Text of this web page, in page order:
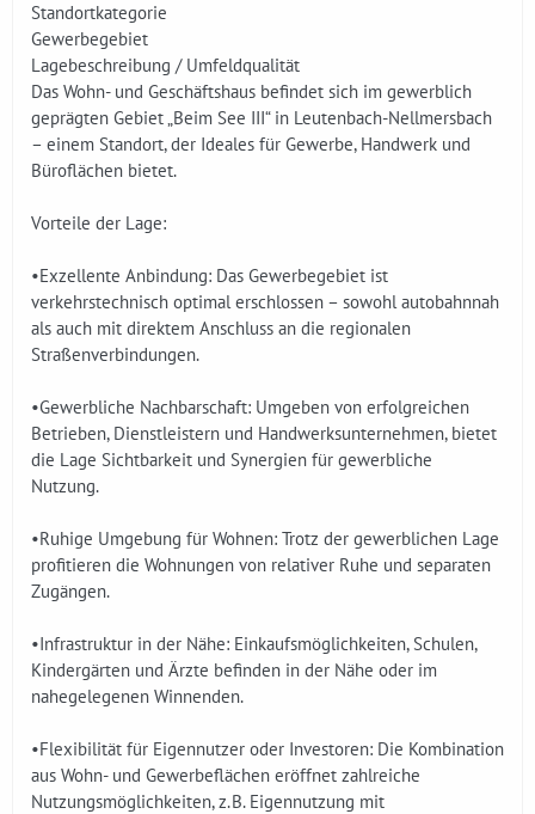
Standortkategorie
Gewerbegebiet
Lagebeschreibung / Umfeldqualität
Das Wohn- und Geschäftshaus befindet sich im gewerblich
geprägten Gebiet „Beim See III“ in Leutenbach-Nellmersbach
– einem Standort, der Ideales für Gewerbe, Handwerk und
Büroflächen bietet.
Vorteile der Lage:
•Exzellente Anbindung: Das Gewerbegebiet ist
verkehrstechnisch optimal erschlossen – sowohl autobahnnah
als auch mit direktem Anschluss an die regionalen
Straßenverbindungen.
•Gewerbliche Nachbarschaft: Umgeben von erfolgreichen
Betrieben, Dienstleistern und Handwerksunternehmen, bietet
die Lage Sichtbarkeit und Synergien für gewerbliche
Nutzung.
•Ruhige Umgebung für Wohnen: Trotz der gewerblichen Lage
profitieren die Wohnungen von relativer Ruhe und separaten
Zugängen.
•Infrastruktur in der Nähe: Einkaufsmöglichkeiten, Schulen,
Kindergärten und Ärzte befinden in der Nähe oder im
nahegelegenen Winnenden.
•Flexibilität für Eigennutzer oder Investoren: Die Kombination
aus Wohn- und Gewerbeflächen eröffnet zahlreiche
Nutzungsmöglichkeiten, z. B. Eigennutzung mit